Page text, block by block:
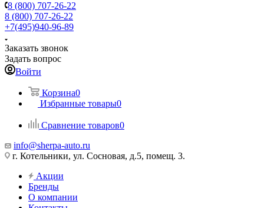
8 (800) 707-26-22
8 (800) 707-26-22
+7(495)940-96-89
Заказать звонок
Задать вопрос
Войти
Корзина0
Избранные товары0
Сравнение товаров0
info@sherpa-auto.ru
г. Котельники, ул. Сосновая, д.5, помещ. 3.
Акции
Бренды
О компании